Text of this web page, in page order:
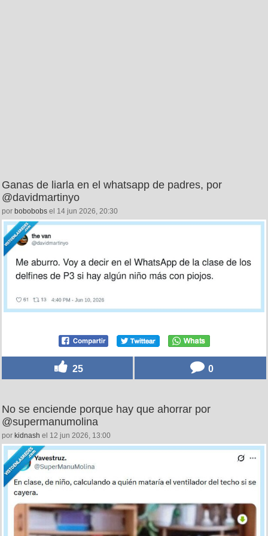
Ganas de liarla en el whatsapp de padres, por
@davidmartinyo
por bobobobs el 14 jun 2026, 20:30
25 0
No se enciende porque hay que ahorrar por
@supermanumolina
por kidnash el 12 jun 2026, 13:00